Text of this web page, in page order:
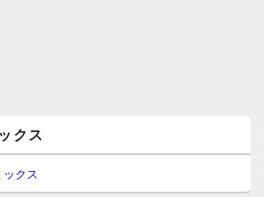
クス
クス